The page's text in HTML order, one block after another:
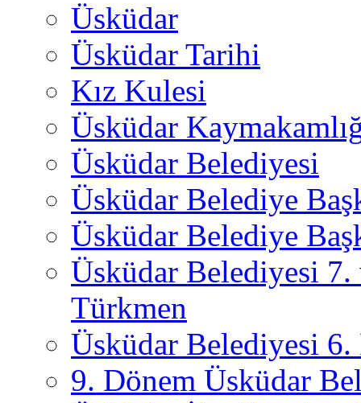
Üsküdar
Üsküdar Tarihi
Kız Kulesi
Üsküdar
Üsküdar Belediyesi
Üsküdar Belediye
Üsküdar Belediye
Üsküdar Belediyesi
Türkmen
Üsküdar Belediyesi 6.
9. Dönem Üsküdar